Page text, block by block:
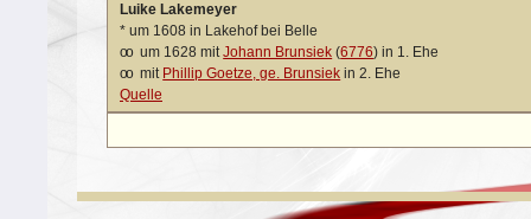
Luike Lakemeyer
* um 1608 in Lakehof bei Belle
oo um 1628 mitJohann Brunsiek (6776) in 1. Ehe
oo mit Phillip Goetze, ge. Brunsiek in 2. Ehe
Quelle